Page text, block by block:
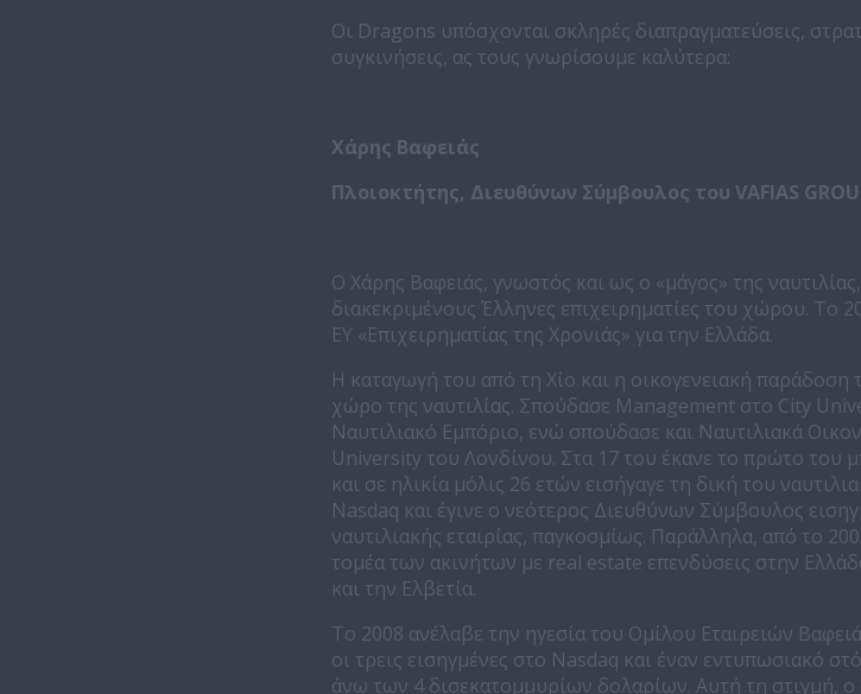
Οι Dragons υπόσχονται σκληρές διαπραγματεύσεις,
συγκινήσεις, ας τους γνωρίσουμε καλύτερα:
Χάρης Βαφειάς
Πλοιοκτήτης, Διευθύνων Σύμβουλος τουVAFIAS
Ο Χάρης Βαφειάς, γνωστός και ως ο «μάγος» της
διακεκριμένους Έλληνες επιχειρηματίες του χώρου. Το
ΕΥ «Επιχειρηματίας της Χρονιάς» για την Ελλάδα.
Η καταγωγή του από τη Χίο και η οικογενειακή
χώρο της ναυτιλίας. Σπούδασε Management στο City
Ναυτιλιακό Εμπόριο, ενώ σπούδασε και Ναυτιλιακά
University του Λονδίνου. Στα 17 του έκανε το πρώτο του
και σε ηλικία μόλις 26 ετών εισήγαγε τη δική του
Nasdaq και έγινε ο νεότερος Διευθύνων Σύμβουλος
ναυτιλιακής εταιρίας, παγκοσμίως. Παράλληλα, από το
τομέα των ακινήτων με real estate επενδύσεις στην
και την Ελβετία.
Το 2008 ανέλαβε την ηγεσία του Ομίλου Εταιρειών Βαφειά
οι τρεις εισηγμένες στο Nasdaq και έναν εντυπωσιακό
άνω των 4 δισεκατομμυρίων δολαρίων. Αυτή τη στιγμή, ο